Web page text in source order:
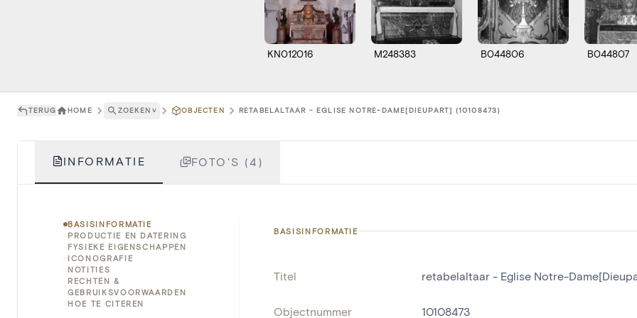
KN012016 M248383 B044806 B044807
TERUG HOME ZOEKEN ˅ OBJECTEN RETABELALTAAR - EGLISE NOTRE-DAME[DIEUPART] (10108473)
INFORMATIE FOTO'S (4)
BASISINFORMATIE
PRODUCTIE EN DATERING
FYSIEKE EIGENSCHAPPEN
ICONOGRAFIE
NOTITIES
RECHTEN &
GEBRUIKSVOORWAARDEN
HOE TE CITEREN
BASISINFORMATIE
Titel retabelaltaar - Eglise Notre-
Objectnummer 10108473